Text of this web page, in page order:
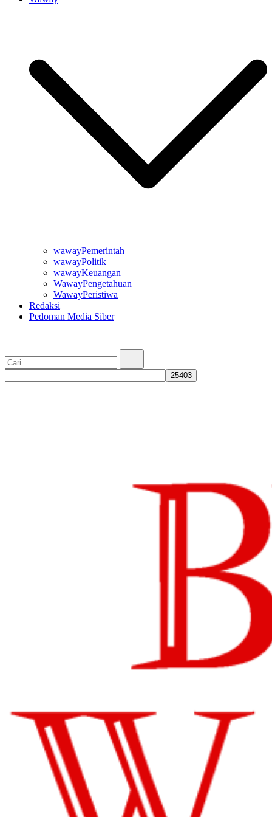
wawayPemerintah
wawayPolitik
wawayKeuangan
WawayPengetahuan
WawayPeristiwa
Redaksi
Pedoman Media Siber